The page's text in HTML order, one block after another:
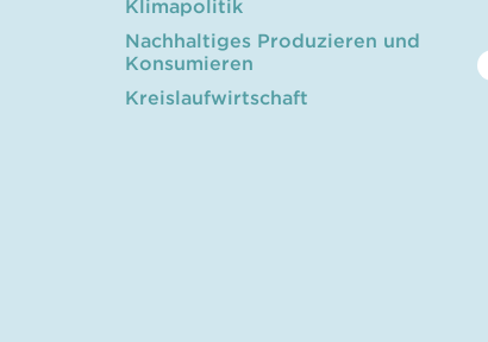
Klimapolitik
Nachhaltiges Produzieren und
Konsumieren
Kreislaufwirtschaft